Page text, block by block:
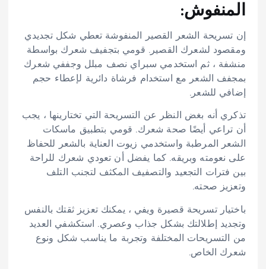
المنفوش:
إن تسريحة الشعر القصير المنفوشة تعطي شكل تجديدي
ومقصود لشعرك القصير. قومي بتجفيف شعرك بواسطة
منشفة ، ثم استخدمي سبراي نصف مبلل وجففي شعرك
بمجفف الشعر مع استخدام فرشاة دائرية لإعطاء حجم
إضافي للشعر.
تذكري أنه بغض النظر عن التسريحة التي تختارينها ، يجب
أن تراعي أيضًا صحة شعرك. قومي بتطبيق ماسكات
الشعر المرطبة واستخدمي زيوت العناية بالشعر للحفاظ
على نعومته وبريقه. كما يفضل أن تعودي شعرك للراحة
بين فترات التجعيد والتصفيف المكثف لتجنب التلف
وتعزيز صحته.
باختيار تسريحة قصيرة ويفي ، يمكنك تعزيز ثقتك بالنفس
وتجديد إطلالتك بشكل جذاب وعصري. استكشفي العديد
من التسريحات المختلفة وتجربة ما يناسب شكل ونوع
شعرك الخاص.